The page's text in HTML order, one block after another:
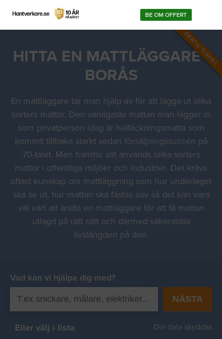
BE OM OFFERT
GRATIS TJÄNST
HITTA EN MATTLÄGGARE I
BORÅS
En mattläggare tar man hjälp av för att lägga ut olika
sorters mattor. Den vanligaste mattan man lägger in
som privatperson idag är heltäckningsmatta som
kommit tillbaka starkt sedan försäljningssuccén på
70-talet. Men framför allt används olika sorters
mattor i offentliga miljöer och industrier. Det krävs
oftast kunskap om mattläggning som hur underlaget
ska se ut, hur mattan ska fästas osv så det kan vara
väl värt att anlita en mattläggare för att få mattan
utlagd på rätt sätt och därmed säkerställa
livslängden på den.
Vad kan vi hjälpa dig med?
NÄSTA
Eller välj i lista Din data skyddas